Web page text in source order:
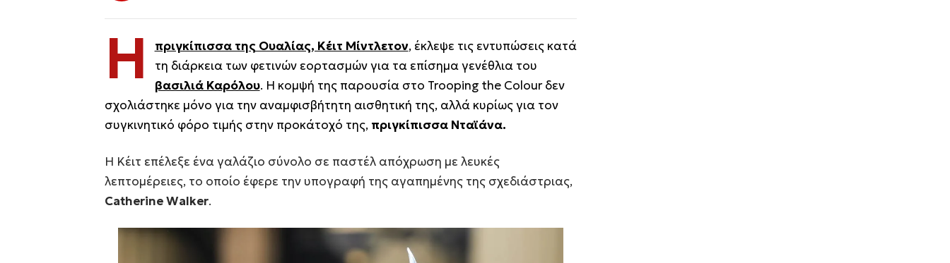
Η πριγκίπισσα της Ουαλίας, Κέιτ Μίντλετον, έκλεψε τις εντυπώσεις κατά
τη διάρκεια των φετινών εορτασμών για τα επίσημα γενέθλια του
βασιλιά Καρόλου. Η κομψή της παρουσία στο Trooping the Colour δεν
σχολιάστηκε μόνο για την αναμφισβήτητη αισθητική της, αλλά κυρίως για τον
συγκινητικό φόρο τιμής στην προκάτοχό της, πριγκίπισσα Νταϊάνα.
Η Κέιτ επέλεξε ένα γαλάζιο σύνολο σε παστέλ απόχρωση με λευκές
λεπτομέρειες, το οποίο έφερε την υπογραφή της αγαπημένης της σχεδιάστριας,
Catherine Walker.